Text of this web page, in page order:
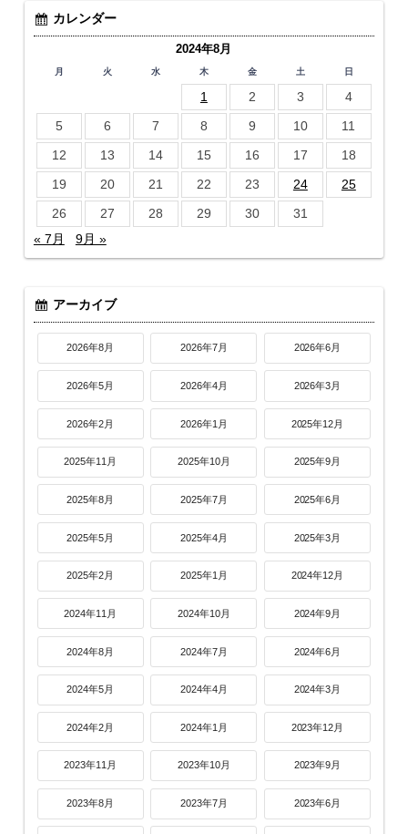
カレンダー
2024年8月
月 火 水 木 金 土 日
1 2 3
4
5
6 7 8 9 10
11
12
13 14 15 16 17
18
19
20 21 22 23 24
25
26
27 28 29 30
31
« 7月
9月 »
アーカイブ
2026年8月 2026年7月 2026年6月
2026年5月 2026年4月 2026年3月
2026年2月 2026年1月 2025年12月
2025年11月 2025年10月 2025年9月
2025年8月 2025年7月 2025年6月
2025年5月 2025年4月 2025年3月
2025年2月 2025年1月 2024年12月
2024年11月 2024年10月 2024年9月
2024年8月 2024年7月 2024年6月
2024年5月 2024年4月 2024年3月
2024年2月 2024年1月 2023年12月
2023年11月 2023年10月 2023年9月
2023年8月 2023年7月 2023年6月